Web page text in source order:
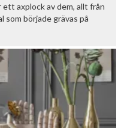
ett axplock av dem, allt från
började grävas på